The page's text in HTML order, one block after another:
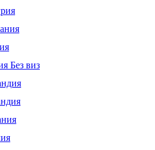
Без виз